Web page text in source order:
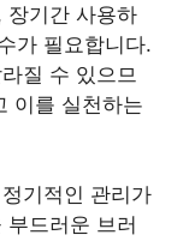
장기간 사용하
가 필요합니다.
질 수 있으므
이를 실천하는
기적인 관리가
드러운 브러